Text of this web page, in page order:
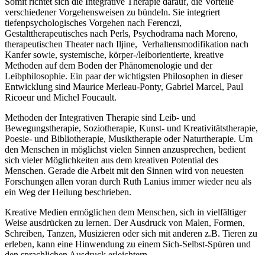
verschiedener Vorgehensweisen zu bündeln. Sie integriert
tiefenpsychologisches Vorgehen nach Ferenczi,
Gestalttherapeutisches nach Perls, Psychodrama nach Moreno,
therapeutischen Theater nach Iljine, Verhaltensmodifikation nach
Kanfer sowie, systemische, körper-/leiborientierte, kreative
Methoden auf dem Boden der Phänomenologie und der
Leibphilosophie. Ein paar der wichtigsten Philosophen in dieser
Entwicklung sind Maurice Merleau-Ponty, Gabriel Marcel, Paul
Ricoeur und Michel Foucault.
Methoden der Integrativen Therapie sind Leib- und
Bewegungstherapie, Soziotherapie, Kunst- und Kreativitätstherapie,
Poesie- und Bibliotherapie, Musiktherapie oder Naturtherapie. Um
den Menschen in möglichst vielen Sinnen anzusprechen, bedient
sich vieler Möglichkeiten aus dem kreativen Potential des
Menschen. Gerade die Arbeit mit den Sinnen wird von neuesten
Forschungen allen voran durch Ruth Lanius immer wieder neu als
ein Weg der Heilung beschrieben.
Kreative Medien ermöglichen dem Menschen, sich in vielfältiger
Weise ausdrücken zu lernen. Der Ausdruck von Malen, Formen,
Schreiben, Tanzen, Musizieren oder sich mit anderen z.B. Tieren zu
erleben, kann eine Hinwendung zu einem Sich-Selbst-Spüren und